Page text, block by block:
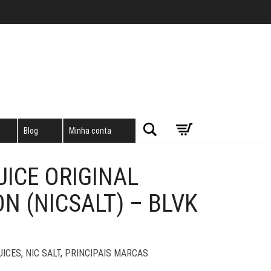
Blog Minha conta Pesquisar
ORIGINAL
(NICSALT) – BLVK
, NIC SALT, PRINCIPAIS MARCAS